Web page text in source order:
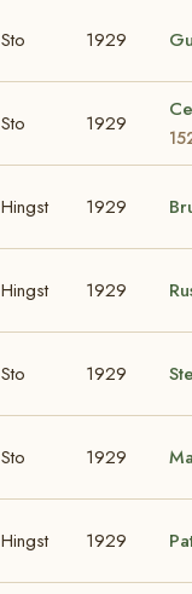
Sto 1929
Sto 1929
Hingst 1929
Hingst 1929
Sto 1929
Sto 1929
Hingst 1929